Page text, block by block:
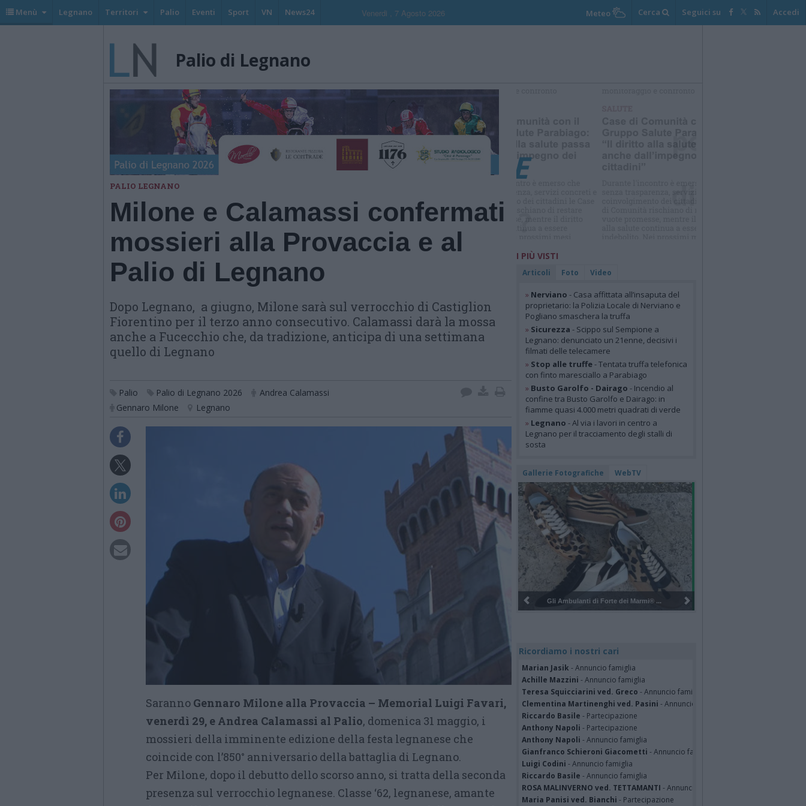
Menù Legnano Territori Palio Eventi Sport VN News24 Venerdi , 7 Agosto 2026 Meteo Cerca Seguici su Accedi
Palio di Legnano
PALIO LEGNANO
Milone e Calamassi confermati
mossieri alla Provaccia e al
Palio di Legnano
Dopo Legnano, a giugno, Milone sarà sul verrocchio di Castiglion
Fiorentino per il terzo anno consecutivo. Calamassi darà la mossa
anche a Fucecchio che, da tradizione, anticipa di una settimana
quello di Legnano
Palio Palio di Legnano 2026
Andrea Calamassi
Gennaro Milone
Legnano
Saranno Gennaro Milone alla Provaccia – Memorial Luigi Favari,
venerdì 29, e Andrea Calamassi al Palio, domenica 31 maggio, i
mossieri della imminente edizione della festa legnanese che
coincide con l’850° anniversario della battaglia di Legnano.
Per Milone, dopo il debutto dello scorso anno, si tratta della seconda
presenza sul verrocchio legnanese. Classe ‘62, legnanese, amante
I PIÙ VISTI
Articoli Foto Video
» Nerviano - Casa affittata all’insaputa del
proprietario: la Polizia Locale di Nerviano e
Pogliano smaschera la truffa
» Sicurezza - Scippo sul Sempione a
Legnano: denunciato un 21enne, decisivi i
filmati delle telecamere
» Stop alle truffe- Tentata truffa telefonica
con finto maresciallo a Parabiago
» Busto Garolfo - Dairago - Incendio al
confine tra Busto Garolfo e Dairago: in
fiamme quasi 4.000 metri quadrati di verde
» Legnano - Al via i lavori in centro a
Legnano per il tracciamento degli stalli di
sosta
Gallerie Fotografiche WebTV
Pulizia del bosco del Rugareto a ...
Ricordiamo i nostri cari
Marian Jasik - Annuncio famiglia
Achille Mazzini - Annuncio famiglia
Teresa Squicciarini ved. Greco - Annuncio famiglia
Clementina Martinenghi ved. Pasini - Annuncio famiglia
Riccardo Basile - Partecipazione
Anthony Napoli - Partecipazione
Anthony Napoli - Annuncio famiglia
Gianfranco Schieroni Giacometti - Annuncio famiglia
Luigi Codini - Annuncio famiglia
Riccardo Basile - Annuncio famiglia
ROSA MALINVERNO ved. TETTAMANTI - Annuncio famiglia
Maria Panisi ved. Bianchi - Partecipazione